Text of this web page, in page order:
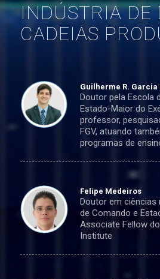
INDÚSTRIA DE
CADEIAS
Guilherme R. Garcia
Doutor pela Escola
Estado-Maior do
professor,
FGV, atuando
programas de
Felipe Medeiros
Doutor em ciências
de Comando e
Associate Fellow
Institute